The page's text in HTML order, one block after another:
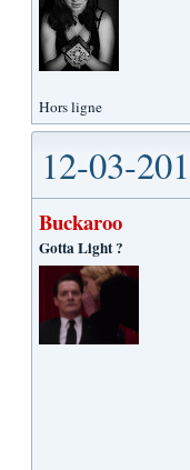
Hors ligne
12-03-
Buckaroo
Gotta Light ?